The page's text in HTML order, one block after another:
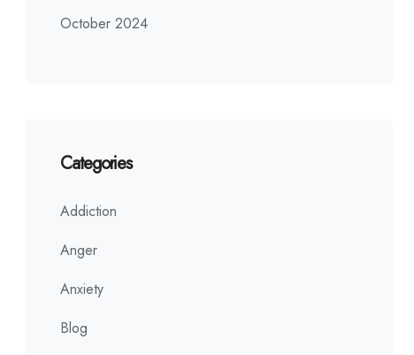
October 2024
Categories
Addiction
Anger
Anxiety
Blog